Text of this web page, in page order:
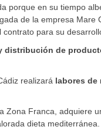
porque en su tiempo
de la empresa
para su
distribución de
realizará labores de
Franca, adquiere
dieta mediterránea.